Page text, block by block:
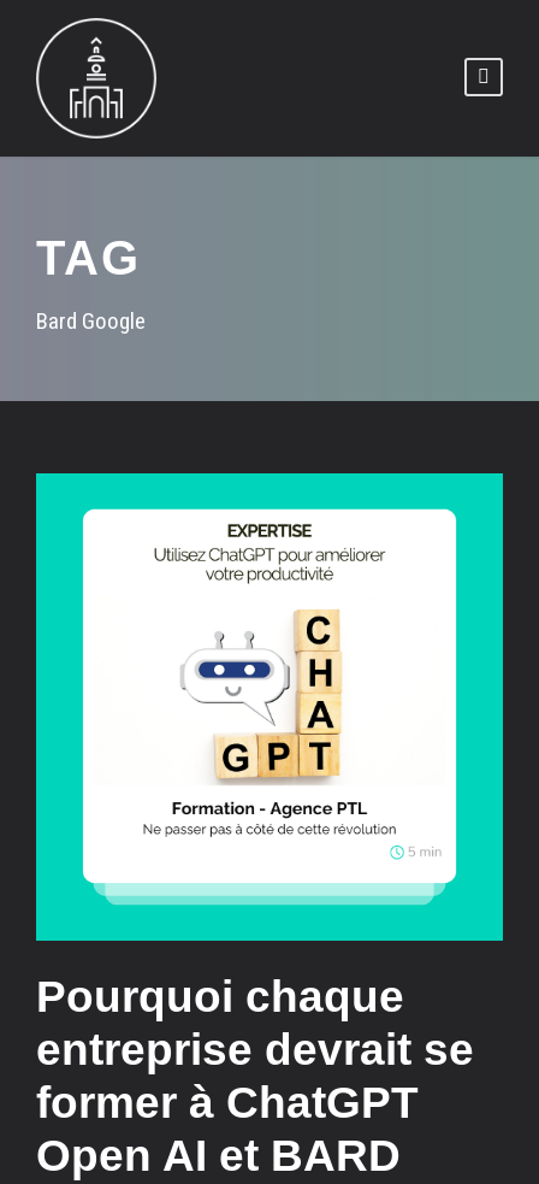
TAG
Bard Google
Pourquoi chaque
entreprise devrait se
former à ChatGPT
Open AI et BARD